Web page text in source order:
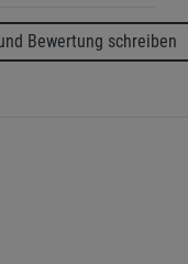
Bewertung schreiben